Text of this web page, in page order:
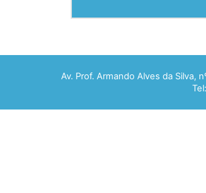
Av. Prof. Armando Alves da Silva,